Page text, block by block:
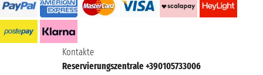
Kontakte
Reservierungszentrale +390105733006